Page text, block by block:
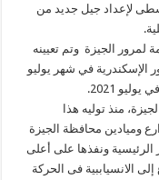
لإعداد جيل جديد من
لمرور الجيزة وتم تعيينه
الإسكندرية في شهر يوليو
منذ توليه هذا
وميادين محافظة الجيزة
ونفذها على أعلى
الانسياببية فى الحركة